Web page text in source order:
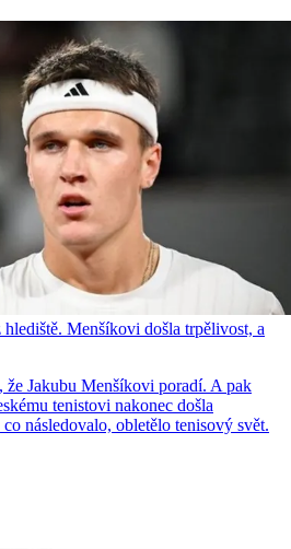
Menšíkovi došla trpělivost, a
Jakubu Menšíkovi poradí. A pak
tenistovi nakonec došla
následovalo, obletělo tenisový svět.